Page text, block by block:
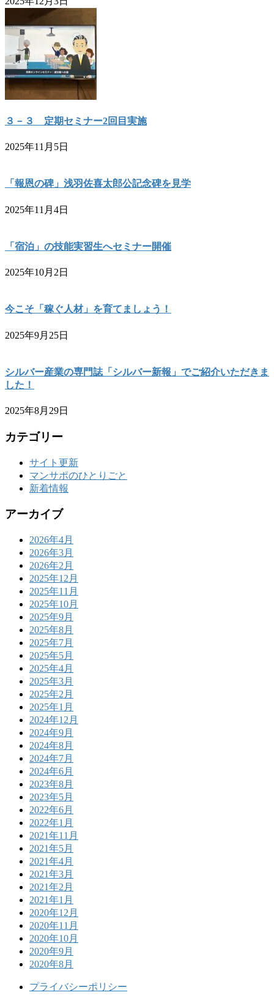
３－３ 定期セミナー2回目実施
2025年11月5日
「報恩の碑」浅羽佐喜太郎公記念碑を見学
2025年11月4日
「宿泊」の技能実習生へセミナー開催
2025年10月2日
今こそ「稼ぐ人材」を育てましょう！
2025年9月25日
シルバー産業の専門誌「シルバー新報」でご紹介いただきま
した！
2025年8月29日
カテゴリー
サイト更新
マンサポのひとりごと
新着情報
アーカイブ
2026年4月
2026年3月
2026年2月
2025年12月
2025年11月
2025年10月
2025年9月
2025年8月
2025年7月
2025年5月
2025年4月
2025年3月
2025年2月
2025年1月
2024年12月
2024年9月
2024年8月
2024年7月
2024年6月
2023年8月
2023年5月
2022年6月
2022年1月
2021年11月
2021年5月
2021年4月
2021年3月
2021年2月
2021年1月
2020年12月
2020年11月
2020年10月
2020年9月
2020年8月
プライバシーポリシー